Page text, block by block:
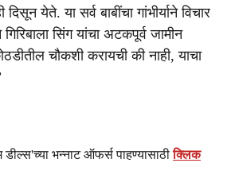
येते. या सर्व बाबींचा गांभीर्याने विचार
सिंग यांचा अटकपूर्व जामीन
चौकशी करायची की नाही, याचा
डील्स'च्या भन्नाट ऑफर्स पाहण्यासाठीक्लिक